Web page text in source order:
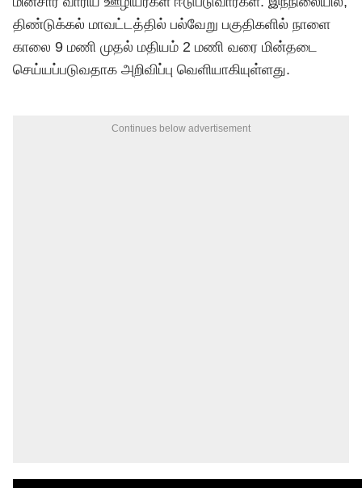
திண்டுக்கல் மாவட்டத்தில் பல்வேறு பகுதிகளில் நாளை
காலை 9 மணி முதல் மதியம் 2 மணி வரை மின்தடை
செய்யப்படுவதாக அறிவிப்பு வெளியாகியுள்ளது.
Continues below advertisement